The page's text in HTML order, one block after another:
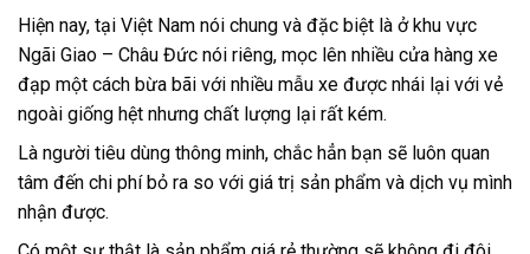
Hiện nay, tại Việt Nam nói chung và đặc biệt là ở khu vực
Ngãi Giao – Châu Đức nói riêng, mọc lên nhiều cửa hàng xe
đạp một cách bừa bãi với nhiều mẫu xe được nhái lại với vẻ
ngoài giống hệt nhưng chất lượng lại rất kém.
Là người tiêu dùng thông minh, chắc hẳn bạn sẽ luôn quan
tâm đến chi phí bỏ ra so với giá trị sản phẩm và dịch vụ mình
nhận được.